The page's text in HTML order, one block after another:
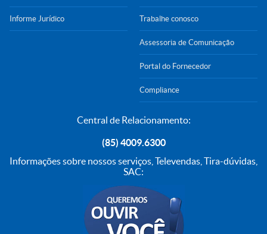
Informe Jurídico Trabalhe conosco
Assessoria de Comunicação
Portal do Fornecedor
Compliance
Central de Relacionamento:
(85) 4009.6300
Informações sobre nossos serviços, Televendas, Tira-dúvidas,
SAC: